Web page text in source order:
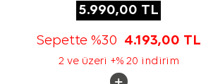
5.990,00 TL
Sepette %30 4.193,00 TL
2 ve üzeri +% 20 indirim